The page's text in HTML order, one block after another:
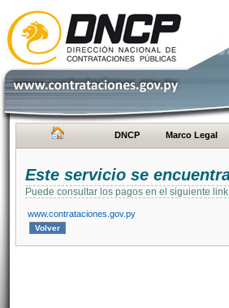
DNCP Marco Legal
Este servicio se
Puede consultar los pagos en el siguiente
www.contrataciones.gov.py